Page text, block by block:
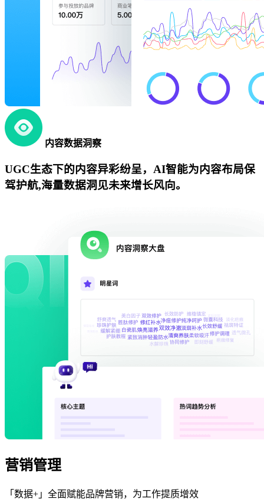
内容数据洞察
UGC生态下的内容异彩纷呈，AI智能为内容布局保
驾护航,海量数据洞见未来增长风向。
营销管理
「数据+」全面赋能品牌营销，为工作提质增效